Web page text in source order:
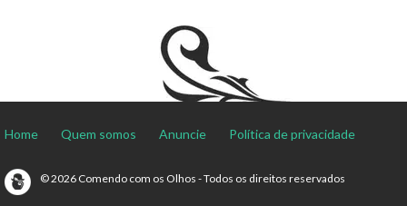
Home Quem somos Anuncie Política de privacidade
© 2026 Comendo com os Olhos - Todos os direitos reservados